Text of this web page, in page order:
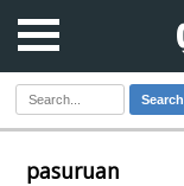
Search
pasuruan